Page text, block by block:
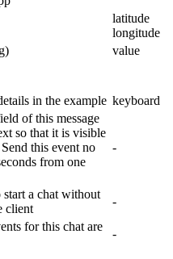
latitude
longitude
value
in the example keyboard
of this message
so that it is visible
this event no
from one
-
start a chat without
client
-
for this chat are
-